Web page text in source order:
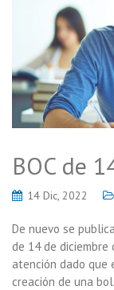
BOC de
14 Dic, 2022
De nuevo se
de 14 de diciembre
atención dado que
creación de una